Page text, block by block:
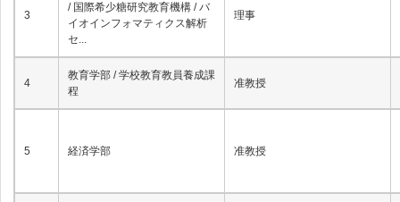
3
/ 国際希少糖研究教育機構 / バ
イオインフォマティクス解析
セ...
理事
4
教育学部 / 学校教育教員養成課
程
准教授
5 経済学部 准教授